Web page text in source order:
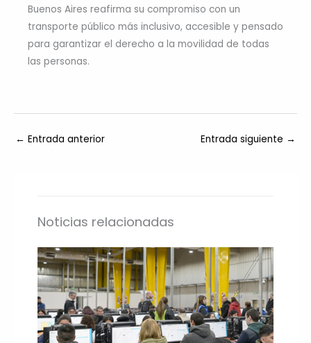
Buenos Aires reafirma su compromiso con un
transporte público más inclusivo, accesible y pensado
para garantizar el derecho a la movilidad de todas
las personas.
← Entrada anterior Entrada siguiente →
Noticias relacionadas